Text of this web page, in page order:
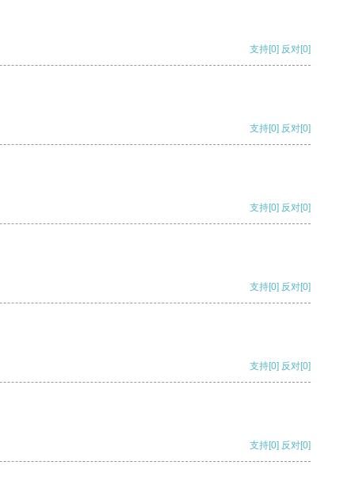
支持[0] 反对[0]
支持[0] 反对[0]
支持[0] 反对[0]
支持[0] 反对[0]
支持[0] 反对[0]
支持[0] 反对[0]